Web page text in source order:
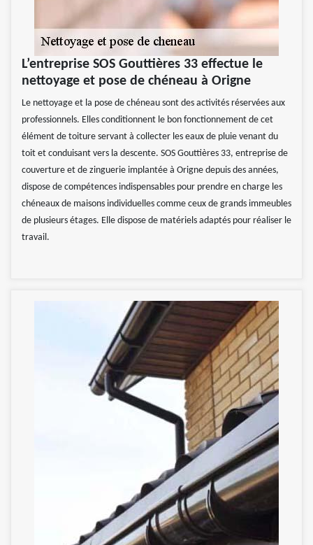
L’entreprise SOS Gouttières 33 effectue le
nettoyage et pose de chéneau à Origne
Le nettoyage et la pose de chéneau sont des activités réservées aux
professionnels. Elles conditionnent le bon fonctionnement de cet
élément de toiture servant à collecter les eaux de pluie venant du
toit et conduisant vers la descente. SOS Gouttières 33, entreprise de
couverture et de zinguerie implantée à Origne depuis des années,
dispose de compétences indispensables pour prendre en charge les
chéneaux de maisons individuelles comme ceux de grands immeubles
de plusieurs étages. Elle dispose de matériels adaptés pour réaliser le
travail.